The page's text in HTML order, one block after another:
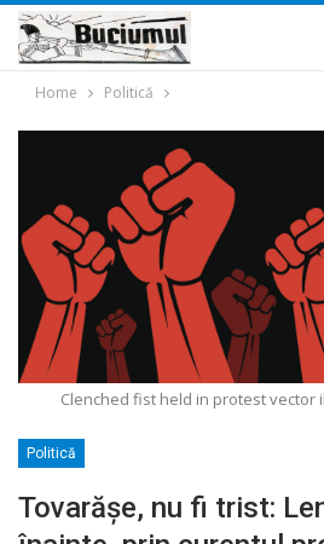
Home Politică
Clenched fist held in protest vector
Politică
Tovarășe, nu fi trist: